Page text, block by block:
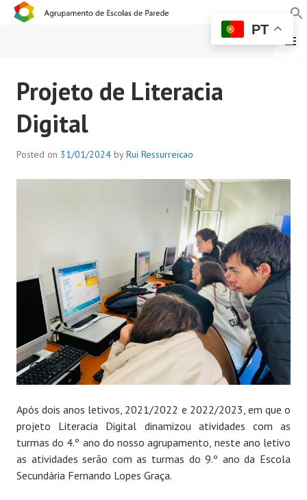
AGRUPAMENTO DE
ESCOLAS DE PAREDE
MENU
Projeto de Literacia
Digital
Posted on 31/01/2024 byRui Ressurreicao
Após dois anos letivos, 2021/2022 e 2022/2023, em que o
projeto Literacia Digital dinamizou atividades com as
turmas do 4.º ano do nosso agrupamento, neste ano letivo
as atividades serão com as turmas do 9.º ano da Escola
Secundária Fernando Lopes Graça.
PT